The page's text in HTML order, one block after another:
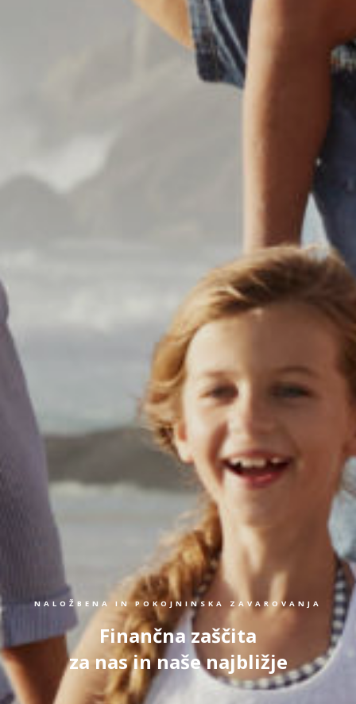
NALOŽBENA IN POKOJNINSKA ZAVAROVANJA
Finančna zaščita
za nas in naše najbližje